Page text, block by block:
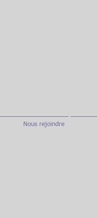
Nous rejoindre